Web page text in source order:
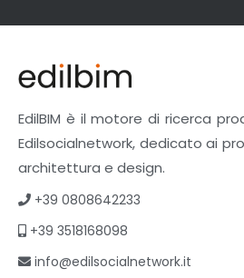
Pavimenti e rivestimenti
Pavimenti industriali
Sistemi giardini pensili
Supporti per esterni
Tetti verdi
eBook
Formazione professionale
EdilBIM è il motore di ricerca
Edilsocialnetwork, dedicato ai
architettura e design.
+39 0808642233
+39 3518168098
info@edilsocialnetwork.it